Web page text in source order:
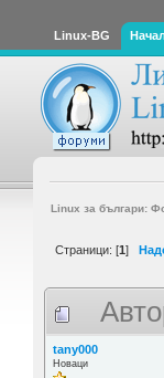
Linux-BG
Linux за българи:
Страници: [1]
tany000
Новаци